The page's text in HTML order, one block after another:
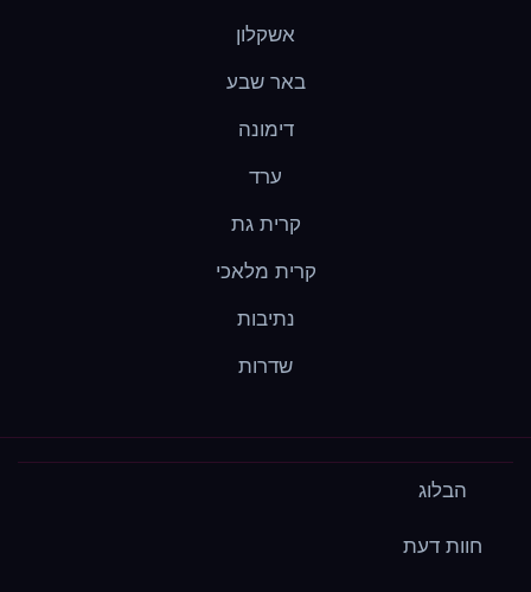
אשקלון
באר שבע
דימונה
ערד
קרית גת
קרית מלאכי
נתיבות
שדרות
הבלוג
חוות דעת